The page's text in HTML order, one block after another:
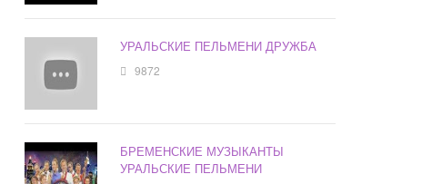
УРАЛЬСКИЕ ПЕЛЬМЕНИ ДРУЖБА
9872
БРЕМЕНСКИЕ МУЗЫКАНТЫ
УРАЛЬСКИЕ ПЕЛЬМЕНИ